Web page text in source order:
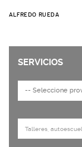
ALFREDO RUEDA